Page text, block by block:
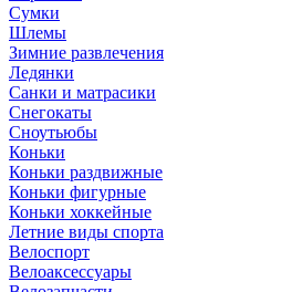
Сумки
Шлемы
Зимние развлечения
Ледянки
Санки и матрасики
Снегокаты
Сноутьюбы
Коньки
Коньки раздвижные
Коньки фигурные
Коньки хоккейные
Летние виды спорта
Велоспорт
Велоаксессуары